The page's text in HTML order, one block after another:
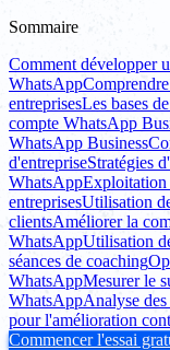
Sommaire
Comment développer
WhatsApp
entreprisesLes bases
compte WhatsApp
WhatsApp Business
d'entrepriseStratégies
WhatsAppExploitation
entreprisesUtilisation
clientsAméliorer la
WhatsAppUtilisation
séances de coaching
WhatsAppMesurer le
WhatsAppAnalyse
pour l'amélioration
Commencer l'essai